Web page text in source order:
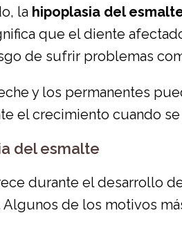
la hipoplasia del
que el diente
de sufrir problemas
y los permanentes
el crecimiento cuando
del esmalte
durante el desarrollo
de los motivos